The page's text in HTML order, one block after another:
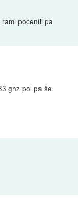
pocenili pa
ghz pol pa še